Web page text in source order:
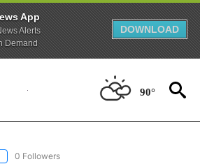
App
Alerts
Demand
DOWNLOAD
90°
"NOTICIAS" TO RECEIVE NOTIFICATIONS
0 Followers